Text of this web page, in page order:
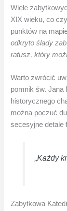
Wiele
XIX wieku, co
punktów na
odkryto ślady
ratusz, który
Warto zwrócić
pomnik św. Jana
historycznego
można poczuć
secesyjne detale
„Każdy
Zabytkowa